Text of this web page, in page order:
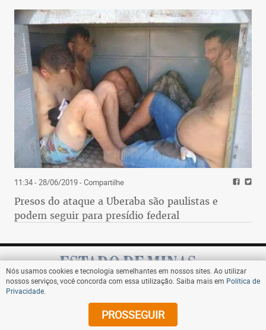
11:34 - 28/06/2019- Compartilhe
Presos do ataque a Uberaba são paulistas e
podem seguir para presídio federal
Assine
Nós usamos cookies e tecnologia semelhantes em nossos sites. Ao utilizar
nossos serviços, você concorda com essa utilização. Saiba mais em Política de
Privacidade
PROSSEGUIR